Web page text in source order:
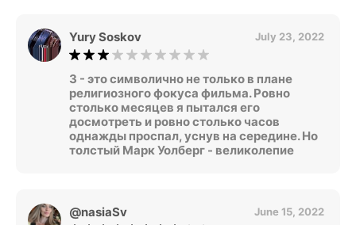
Yury Soskov July 23, 2022
3 - это символично не только в плане
религиозного фокуса фильма. Ровно
столько месяцев я пытался его
досмотреть и ровно столько часов
однажды проспал, уснув на середине. Но
толстый Марк Уолберг - великолепие
@nasiaSv June 15, 2022